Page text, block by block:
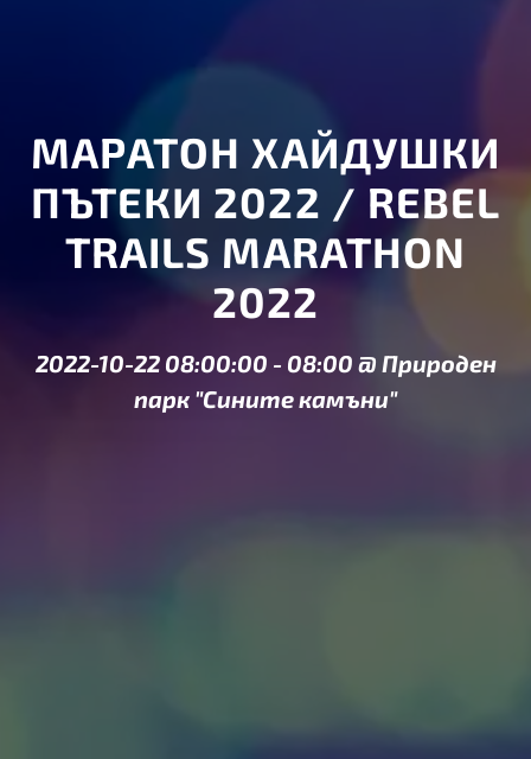
МАРАТОН ХАЙДУШКИ
ПЪТЕКИ 2022 / REBEL
TRAILS MARATHON
2022
2022-10-22 08:00:00 - 08:00 @ Природен
парк "Сините камъни"